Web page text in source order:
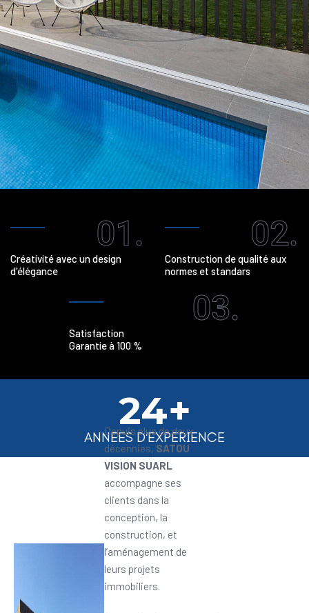
01.
Créativité avec un design
d'élégance
02.
Construction de qualité aux
normes et standars
03.
Satisfaction
Garantie à 100 %
24+
ANNEES D'EXPERIENCE
Depuis plus de deux
décennies, SATOU
VISION SUARL
accompagne ses
clients dans la
conception, la
construction, et
l’aménagement de
leurs projets
immobiliers.